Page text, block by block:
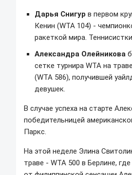
Дарья Снигур в первом
Кенин (WTA 104) -
ракеткой мира.
Александра Олейникова
сетке турнира WTA на
(WTA 586), получившей
девушек.
В случае успеха на старте
победительницей
Паркс.
На этой неделе Элина
траве - WTA 500 в Берлине,